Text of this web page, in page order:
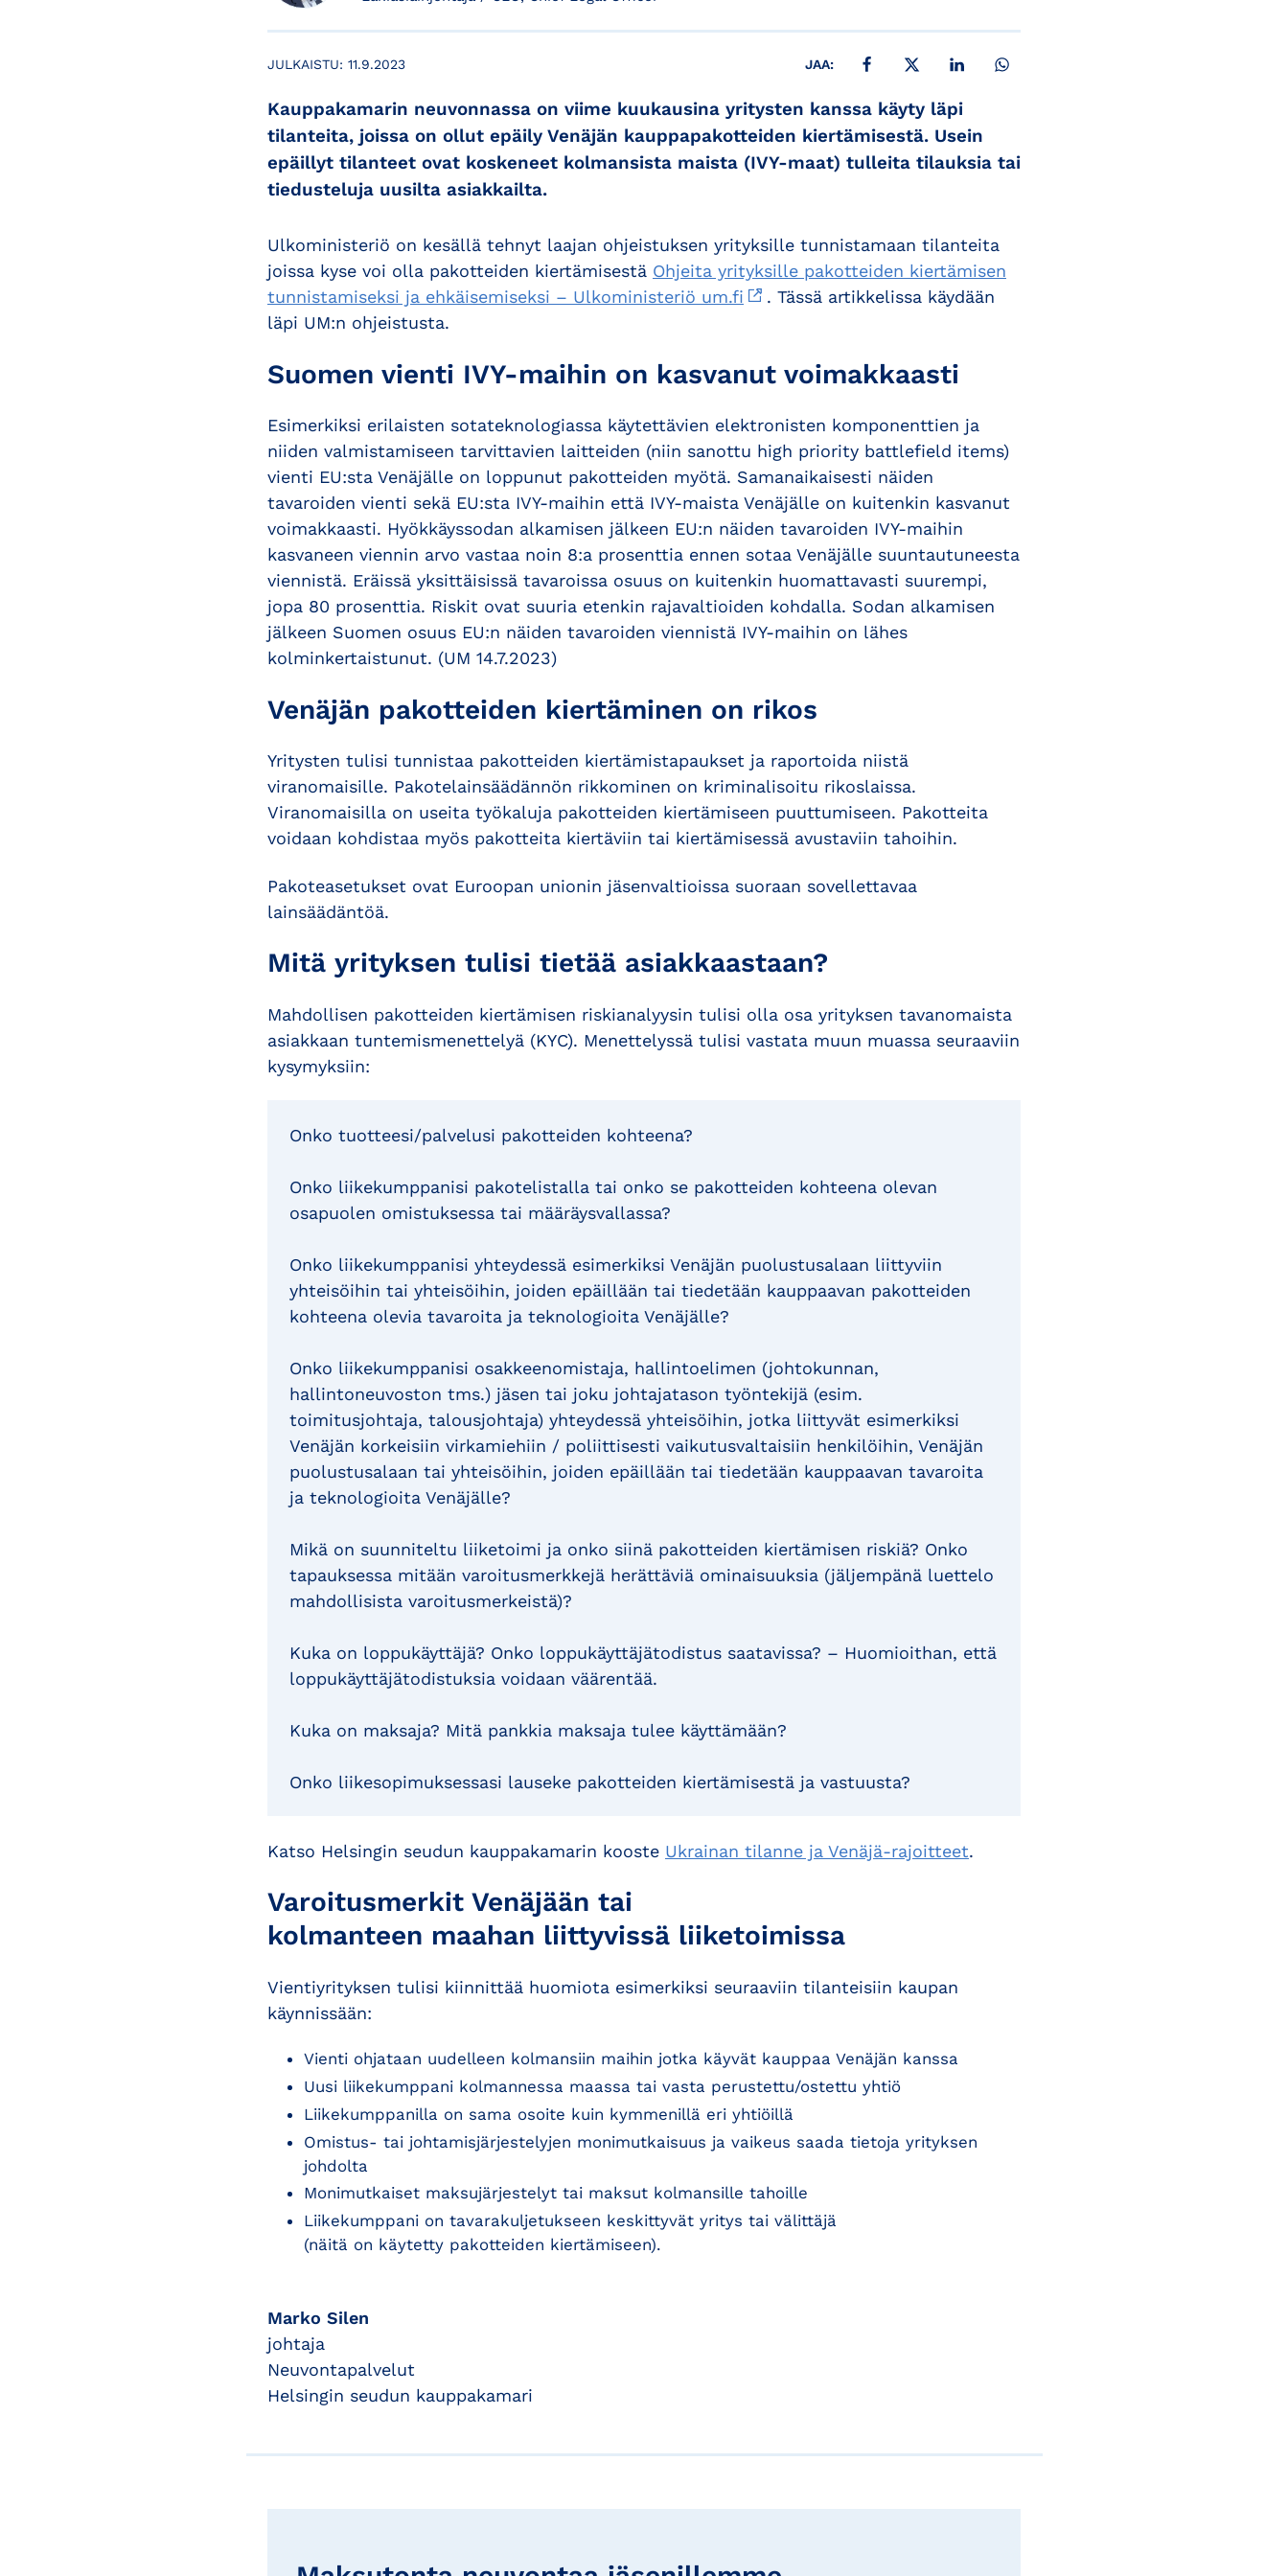
JULKAISTU: 11.9.2023 JAA: JAA FACEBOOKISSA
JAA X:SSÄ JAA LINKEDINISSÄ
Kauppakamarin neuvonnassa on viime kuukausina yritysten kanssa käyty läpi
tilanteita, joissa on ollut epäily Venäjän kauppapakotteiden kiertämisestä. Usein
epäillyt tilanteet ovat koskeneet kolmansista maista (IVY-maat) tulleita tilauksia tai
tiedusteluja uusilta asiakkailta.
Ulkoministeriö on kesällä tehnyt laajan ohjeistuksen yrityksille tunnistamaan tilanteita
joissa kyse voi olla pakotteiden kiertämisestä Ohjeita yrityksille pakotteiden kiertämisen
tunnistamiseksi ja ehkäisemiseksi – Ulkoministeriö um.fi
. Tässä artikkelissa käydään
läpi UM:n ohjeistusta.
Suomen vienti IVY-maihin on kasvanut voimakkaasti
Esimerkiksi erilaisten sotateknologiassa käytettävien elektronisten komponenttien ja
niiden valmistamiseen tarvittavien laitteiden (niin sanottu high priority battlefield items)
vienti EU:sta Venäjälle on loppunut pakotteiden myötä. Samanaikaisesti näiden
tavaroiden vienti sekä EU:sta IVY-maihin että IVY-maista Venäjälle on kuitenkin kasvanut
voimakkaasti. Hyökkäyssodan alkamisen jälkeen EU:n näiden tavaroiden IVY-maihin
kasvaneen viennin arvo vastaa noin 8:a prosenttia ennen sotaa Venäjälle suuntautuneesta
viennistä. Eräissä yksittäisissä tavaroissa osuus on kuitenkin huomattavasti suurempi,
jopa 80 prosenttia. Riskit ovat suuria etenkin rajavaltioiden kohdalla. Sodan alkamisen
jälkeen Suomen osuus EU:n näiden tavaroiden viennistä IVY-maihin on lähes
kolminkertaistunut. (UM 14.7.2023)
Venäjän pakotteiden kiertäminen on rikos
Yritysten tulisi tunnistaa pakotteiden kiertämistapaukset ja raportoida niistä
viranomaisille. Pakotelainsäädännön rikkominen on kriminalisoitu rikoslaissa.
Viranomaisilla on useita työkaluja pakotteiden kiertämiseen puuttumiseen. Pakotteita
voidaan kohdistaa myös pakotteita kiertäviin tai kiertämisessä avustaviin tahoihin.
Pakoteasetukset ovat Euroopan unionin jäsenvaltioissa suoraan sovellettavaa
lainsäädäntöä.
Mitä yrityksen tulisi tietää asiakkaastaan?
Mahdollisen pakotteiden kiertämisen riskianalyysin tulisi olla osa yrityksen tavanomaista
asiakkaan tuntemismenettelyä (KYC). Menettelyssä tulisi vastata muun muassa seuraaviin
kysymyksiin:
Onko tuotteesi/palvelusi pakotteiden kohteena?
Onko liikekumppanisi pakotelistalla tai onko se pakotteiden kohteena olevan
osapuolen omistuksessa tai määräysvallassa?
Onko liikekumppanisi yhteydessä esimerkiksi Venäjän puolustusalaan liittyviin
yhteisöihin tai yhteisöihin, joiden epäillään tai tiedetään kauppaavan pakotteiden
kohteena olevia tavaroita ja teknologioita Venäjälle?
Onko liikekumppanisi osakkeenomistaja, hallintoelimen (johtokunnan,
hallintoneuvoston tms.) jäsen tai joku johtajatason työntekijä (esim.
toimitusjohtaja, talousjohtaja) yhteydessä yhteisöihin, jotka liittyvät esimerkiksi
Venäjän korkeisiin virkamiehiin / poliittisesti vaikutusvaltaisiin henkilöihin, Venäjän
puolustusalaan tai yhteisöihin, joiden epäillään tai tiedetään kauppaavan tavaroita
ja teknologioita Venäjälle?
Mikä on suunniteltu liiketoimi ja onko siinä pakotteiden kiertämisen riskiä? Onko
tapauksessa mitään varoitusmerkkejä herättäviä ominaisuuksia (jäljempänä luettelo
mahdollisista varoitusmerkeistä)?
Kuka on loppukäyttäjä? Onko loppukäyttäjätodistus saatavissa? – Huomioithan, että
loppukäyttäjätodistuksia voidaan väärentää.
Kuka on maksaja? Mitä pankkia maksaja tulee käyttämään?
Onko liikesopimuksessasi lauseke pakotteiden kiertämisestä ja vastuusta?
Katso Helsingin seudun kauppakamarin kooste Ukrainan tilanne ja Venäjä-rajoitteet.
Varoitusmerkit Venäjään tai
kolmanteen maahan liittyvissä liiketoimissa
Vientiyrityksen tulisi kiinnittää huomiota esimerkiksi seuraaviin tilanteisiin kaupan
käynnissään:
Vienti ohjataan uudelleen kolmansiin maihin jotka käyvät kauppaa Venäjän kanssa
Uusi liikekumppani kolmannessa maassa tai vasta perustettu/ostettu yhtiö
Liikekumppanilla on sama osoite kuin kymmenillä eri yhtiöillä
Omistus- tai johtamisjärjestelyjen monimutkaisuus ja vaikeus saada tietoja yrityksen
johdolta
Monimutkaiset maksujärjestelyt tai maksut kolmansille tahoille
Liikekumppani on tavarakuljetukseen keskittyvät yritys tai välittäjä
(näitä on käytetty pakotteiden kiertämiseen).
Marko Silen
johtaja
Neuvontapalvelut
Helsingin seudun kauppakamari